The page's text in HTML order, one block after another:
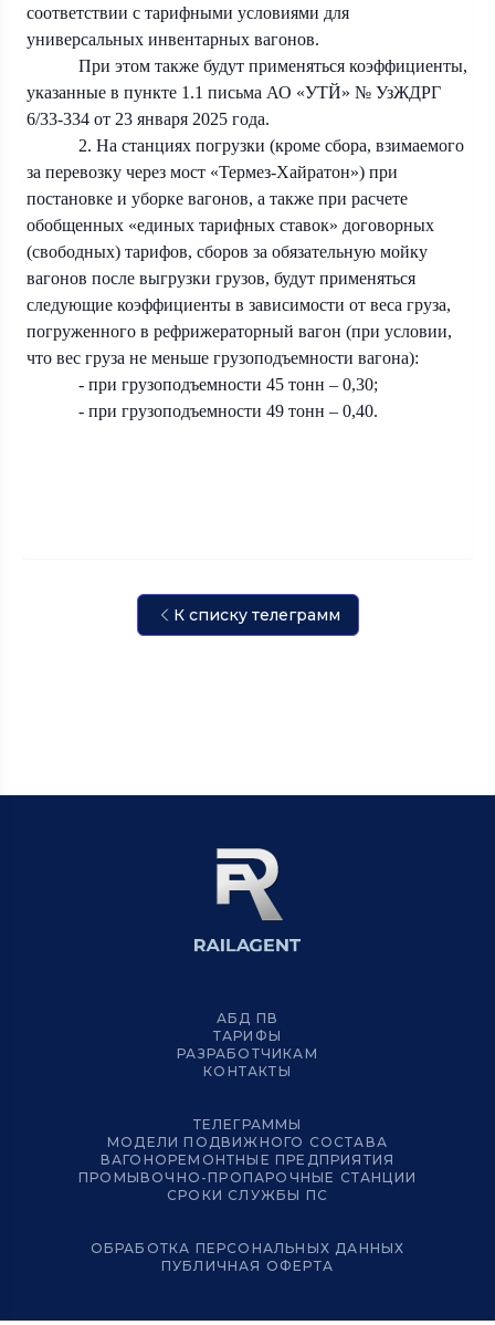
соответствии с тарифными условиями для
универсальных инвентарных вагонов.
При этом также будут применяться коэффициенты,
указанные в пункте 1.1 письма АО «УТЙ» № УзЖДРГ
6/33-334 от 23 января 2025 года.
2. На станциях погрузки (кроме сбора, взимаемого
за перевозку через мост «Термез-Хайратон») при
постановке и уборке вагонов, а также при расчете
обобщенных «единых тарифных ставок» договорных
(свободных) тарифов, сборов за обязательную мойку
вагонов после выгрузки грузов, будут применяться
следующие коэффициенты в зависимости от веса груза,
погруженного в рефрижераторный вагон (при условии,
что вес груза не меньше грузоподъемности вагона):
- при грузоподъемности 45 тонн – 0,30;
- при грузоподъемности 49 тонн – 0,40.
К списку телеграмм
АБД ПВ
ТАРИФЫ
РАЗРАБОТЧИКАМ
КОНТАКТЫ
ТЕЛЕГРАММЫ
МОДЕЛИ ПОДВИЖНОГО СОСТАВА
ВАГОНОРЕМОНТНЫЕ ПРЕДПРИЯТИЯ
ПРОМЫВОЧНО-ПРОПАРОЧНЫЕ СТАНЦИИ
СРОКИ СЛУЖБЫ ПС
ОБРАБОТКА ПЕРСОНАЛЬНЫХ ДАННЫХ
ПУБЛИЧНАЯ ОФЕРТА